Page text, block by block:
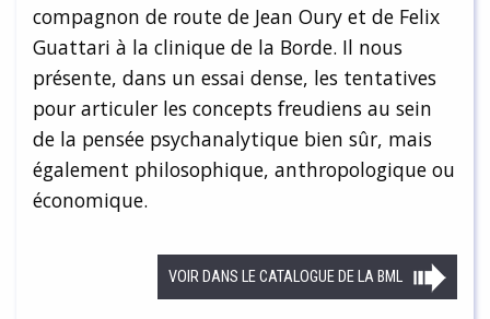
compagnon de route de Jean Oury et de Felix
Guattari à la clinique de la Borde. Il nous
présente, dans un essai dense, les tentatives
pour articuler les concepts freudiens au sein
de la pensée psychanalytique bien sûr, mais
également philosophique, anthropologique ou
économique.
VOIR DANS LE CATALOGUE DE LA BML